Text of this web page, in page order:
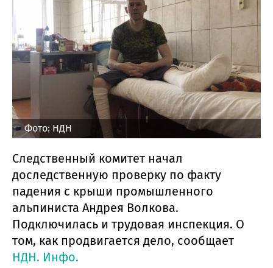
Фото: НДН
Следственный комитет начал
доследственную проверку по факту
падения с крыши промышленного
альпиниста Андрея Волкова.
Подключилась и трудовая инспекция. О
том, как продвигается дело, сообщает
НДН. Инфо.